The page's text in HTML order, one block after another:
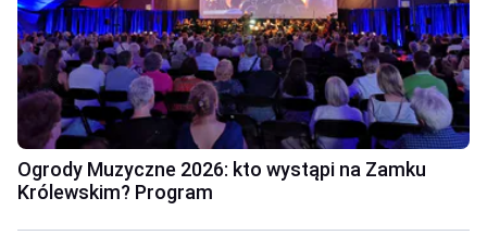
Ogrody Muzyczne 2026: kto wystąpi na Zamku
Królewskim? Program